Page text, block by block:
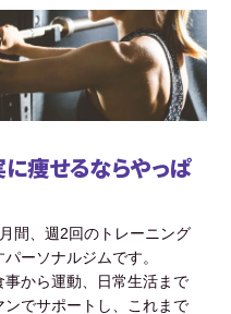
痩せるならやっぱ
間、週2回のトレーニング
ーソナルジムです。
から運動、日常生活まで
でサポートし、これまで